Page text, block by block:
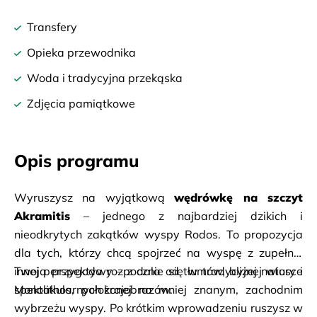
Transfery
Opieka przewodnika
Woda i tradycyjna przekąska
Zdjęcia pamiątkowe
Opis programu
Wyruszysz na wyjątkową wędrówkę na szczyt
Akramitis – jednego z najbardziej dzikich i
nieodkrytych zakątków wyspy Rodos. To propozycja
dla tych, którzy chcą spojrzeć na wyspę z zupełnie
innej perspektywy – z dala od tłumów, bliżej natury i
spektakularnych krajobrazów.
Twoja przygoda rozpocznie się w tradycyjnej wiosce
Monolithos, położonej na mniej znanym, zachodnim
wybrzeżu wyspy. Po krótkim wprowadzeniu ruszysz w